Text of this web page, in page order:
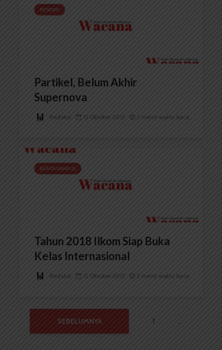
RESENSI
Partikel, Belum Akhir
Supernova
Redaksi 13 Oktober 2013 3 menit waktu baca
BERITA KAMPUS
Tahun 2018 Ilkom Siap Buka
Kelas Internasional
Redaksi 12 Oktober 2013 2 menit waktu baca
SEBELUMNYA 1 …